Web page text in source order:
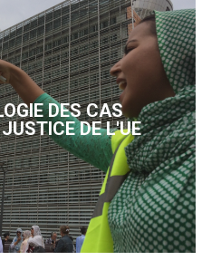
DES CAS
DE L'UE